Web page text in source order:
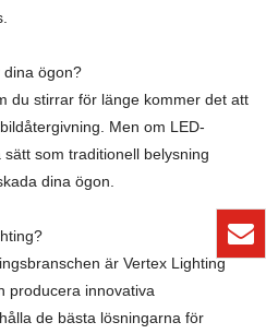
dina ögon?
du stirrar för länge kommer det att
Men om LED-
som traditionell belysning
dina ögon.
är Vertex Lighting
producera innovativa
de bästa lösningarna för